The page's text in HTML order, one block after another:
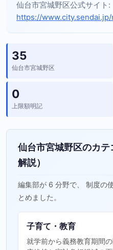
仙台市宮城野区公式サイト:
https://
35
仙台市宮城野区
0
上限額明記
仙台市宮城野区のカ
解説）
編集部が 6 分野で、 制度の
とめました。
子育て・教育
就学前から義務教育期間